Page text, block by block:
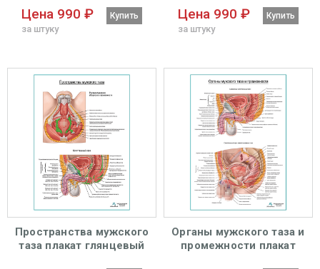
глянцевый А1+/А2+
Цена 990 ₽
за штуку
Купить Цена 990 ₽
за штуку
Купить
Пространства мужского
таза плакат глянцевый
Органы мужского таза и
промежности плакат